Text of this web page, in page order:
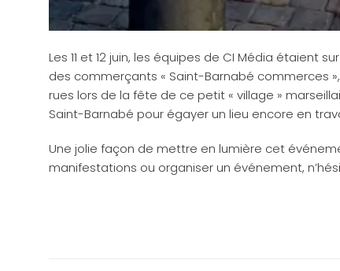
Les 11 et 12 juin, les équipes de CI Média étaient
des commerçants « Saint-Barnabé commerces
rues lors de la fête de ce petit « village »
Saint-Barnabé pour égayer un lieu encore en
Une jolie façon de mettre en lumière cet
manifestations ou organiser un événement,